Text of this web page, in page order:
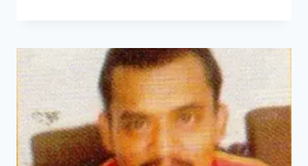
SAYA
BISA
TUMBUH
LAGI!